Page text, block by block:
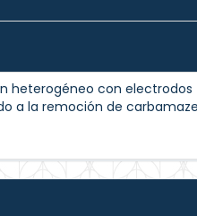
heterogéneo con electrodos
a la remoción de